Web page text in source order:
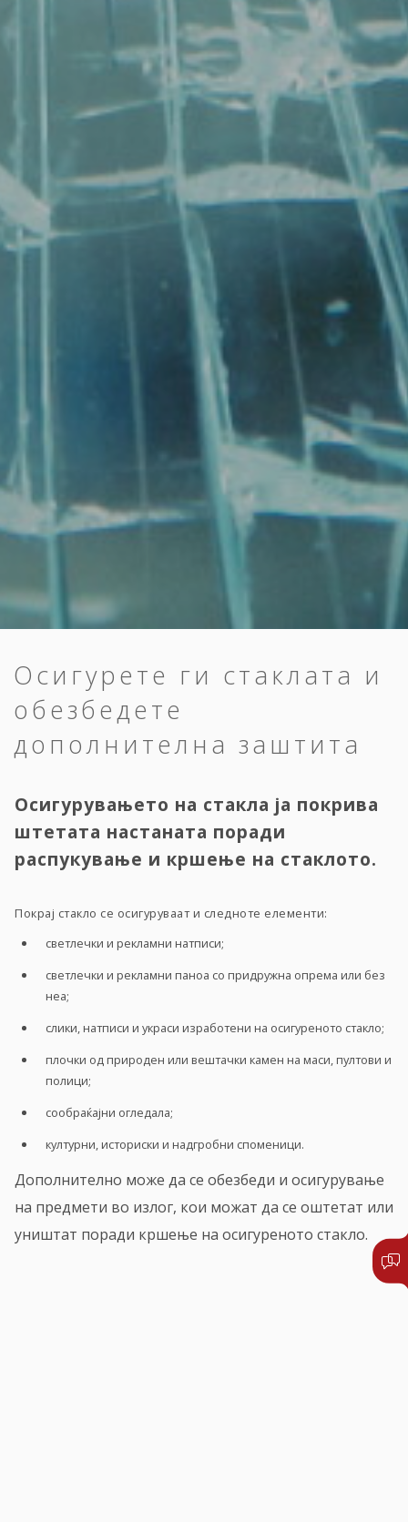
Осигурете ги стаклата и
обезбедете
дополнителна заштита
Осигурувањето на стакла ја покрива
штетата настаната поради
распукување и кршење на стаклото.
Покрај стакло се осигуруваат и следноте елементи:
светлечки и рекламни натписи;
светлечки и рекламни паноа со придружна опрема или без
неа;
слики, натписи и украси изработени на осигуреното стакло;
плочки од природен или вештачки камен на маси, пултови и
полици;
сообраќајни огледала;
културни, историски и надгробни споменици.
Дополнително може да се обезбеди и осигурување
на предмети во излог, кои можат да се оштетат или
уништат поради кршење на осигуреното стакло.